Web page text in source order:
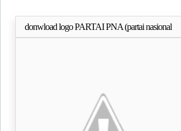
donwload logo PARTAI PNA (partai nasional
aceh) Vector
Selengkapnya..